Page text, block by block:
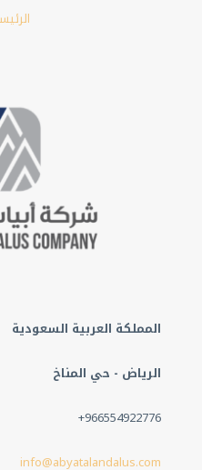
المملكة العربية السعودية
الرياض - حي المناخ
+966554922776
info@abyatalandalus.com